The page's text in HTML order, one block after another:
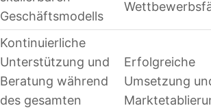
Geschäftsmodells
Kontinuierliche
Unterstützung und
Beratung während
des gesamten
Erfolgreiche
Umsetzung